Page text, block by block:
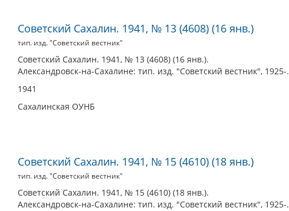
Советский Сахалин. 1941, № 13 (4608) (16 янв.)
тип. изд. "Советский вестник"
Советский Сахалин. 1941, № 13 (4608) (16 янв.).
Александровск-на-Сахалине: тип. изд. "Советский вестник", 1925-.
1941
Сахалинская ОУНБ
Советский Сахалин. 1941, № 15 (4610) (18 янв.)
тип. изд. "Советский вестник"
Советский Сахалин. 1941, № 15 (4610) (18 янв.).
Александровск-на-Сахалине: тип. изд. "Советский вестник", 1925-.